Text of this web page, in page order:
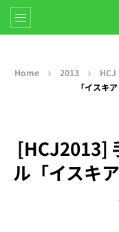
Home 2013 HCJ
「イスキ
[HCJ2013]
ル「イスキ